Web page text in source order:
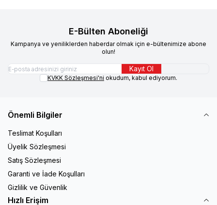
E-Bülten Aboneliği
Kampanya ve yeniliklerden haberdar olmak için e-bültenimize abone
olun!
Kayıt Ol
KVKK Sözleşmesi'ni okudum, kabul ediyorum.
Önemli Bilgiler
Teslimat Koşulları
Üyelik Sözleşmesi
Satış Sözleşmesi
Garanti ve İade Koşulları
Gizlilik ve Güvenlik
Hızlı Erişim